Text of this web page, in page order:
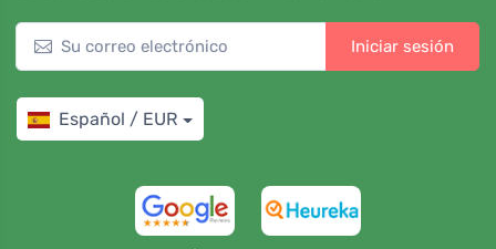
Iniciar sesión
Español / EUR